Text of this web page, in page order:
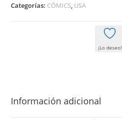
Categorías: CÓMICS, USA
¡Lo deseo!
Información adicional